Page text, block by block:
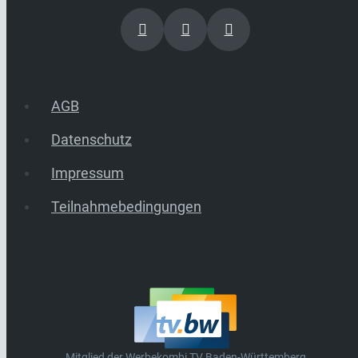
AGB
Datenschutz
Impressum
Teilnahmebedingungen